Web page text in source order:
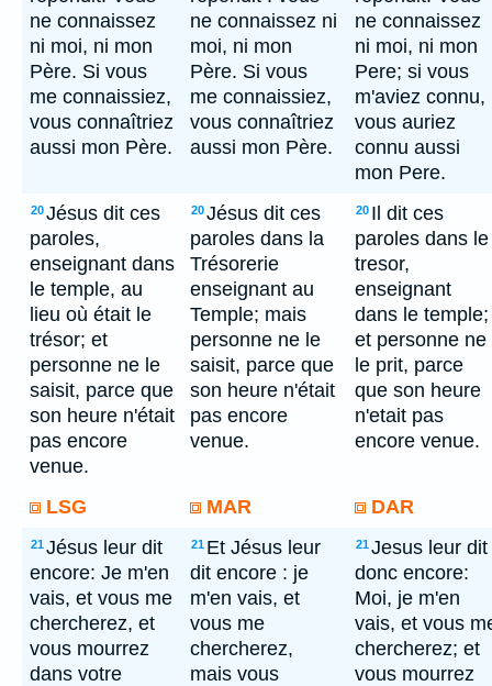
ne connaissez
ni moi, ni mon
Père. Si vous
me connaissiez,
vous connaîtriez
aussi mon Père.
ne connaissez ni
moi, ni mon
Père. Si vous
me connaissiez,
vous connaîtriez
aussi mon Père.
ne connaissez
ni moi, ni mon
Pere; si vous
m'aviez connu,
vous auriez
connu aussi
mon Pere.
20Jésus dit ces
paroles,
enseignant dans
le temple, au
lieu où était le
trésor; et
personne ne le
saisit, parce que
son heure n'était
pas encore
venue.
20Jésus dit ces
paroles dans la
Trésorerie
enseignant au
Temple; mais
personne ne le
saisit, parce que
son heure n'était
pas encore
venue.
20 Il dit ces
paroles dans le
tresor,
enseignant
dans le temple;
et personne ne
le prit, parce
que son heure
n'etait pas
encore venue.
LSG MAR DAR
21Jésus leur dit
encore: Je m'en
vais, et vous me
chercherez, et
vous mourrez
dans votre
21 Et Jésus leur
dit encore : je
m'en vais, et
vous me
chercherez,
mais vous
21Jesus leur dit
donc encore:
Moi, je m'en
vais, et vous
chercherez; et
vous mourrez